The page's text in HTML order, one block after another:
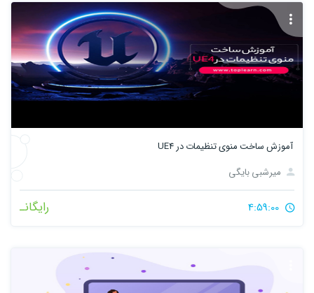
آموزش ساخت منوی تنظیمات در UE4
میرشبی بایگی
رایگانـ